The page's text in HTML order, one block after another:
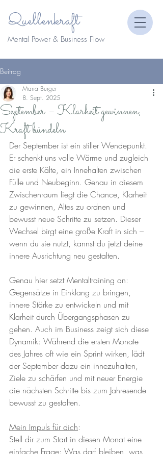
Quellenkraft
Mental Power & Business Flow
Beitrag
September – Klarheit gewinnen,
Kraft bündeln
Maria Burger
8. Sept. 2025
Der September ist ein stiller Wendepunkt.
Er schenkt uns volle Wärme und zugleich
die erste Kälte, ein Innehalten zwischen
Fülle und Neubeginn. Genau in diesem
Zwischenraum liegt die Chance, Klarheit
zu gewinnen, Altes zu ordnen und
bewusst neue Schritte zu setzen. Dieser
Wechsel birgt eine große Kraft in sich –
wenn du sie nutzt, kannst du jetzt deine
innere Ausrichtung neu gestalten.
Genau hier setzt Mentaltraining an:
Gegensätze in Einklang zu bringen,
innere Stärke zu entwickeln und mit
Klarheit durch Übergangsphasen zu
gehen. Auch im Business zeigt sich diese
Dynamik: Während die ersten Monate
des Jahres oft wie ein Sprint wirken, lädt
der September dazu ein innezuhalten,
Ziele zu schärfen und mit neuer Energie
die nächsten Schritte bis zum Jahresende
bewusst zu gestalten.
Mein Impuls für dich:
Stell dir zum Start in diesen Monat eine
einfache Frage: Was darf bleiben, was